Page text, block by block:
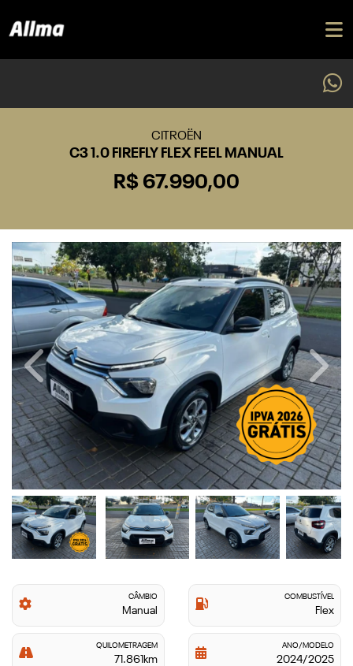
CITROËN
C3 1.0 FIREFLY FLEX FEEL MANUAL
R$ 67.990,00
Previous Next
CÂMBIO
Manual
COMBUSTÍVEL
Flex
QUILOMETRAGEM
71.861km
ANO/MODELO
2024/2025